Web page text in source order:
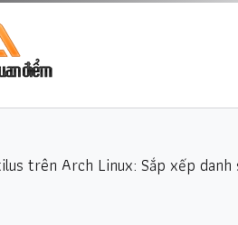
trên Arch Linux: Sắp xếp